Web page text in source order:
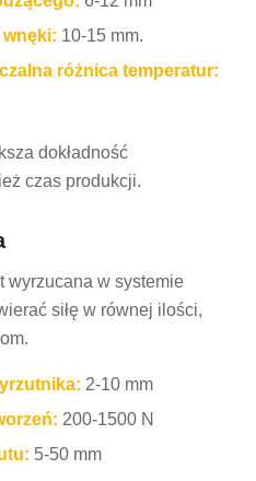
wnęki: 10-15 mm.
różnica temperatur:
dokładność
czas produkcji.
wyrzucana w systemie
siłę w równej ilości,
2-10 mm
200-1500 N
5-50 mm